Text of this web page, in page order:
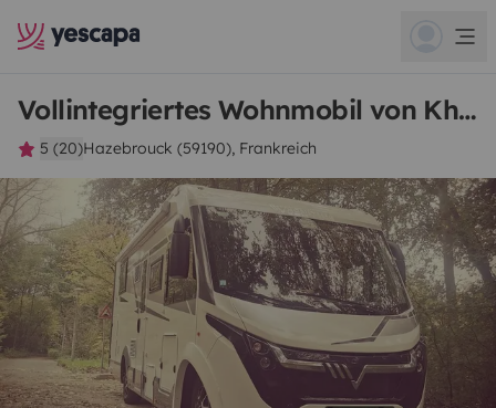
Vollintegriertes Wohnmobil von Khamel
5 (20)Hazebrouck (59190), Frankreich